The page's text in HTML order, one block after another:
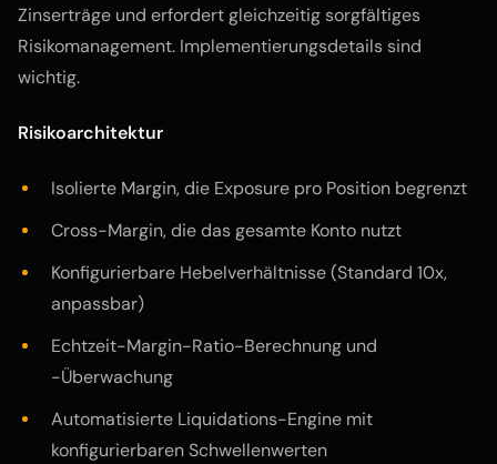
Zinserträge und erfordert gleichzeitig sorgfältiges
Risikomanagement. Implementierungsdetails sind
wichtig.
Risikoarchitektur
Isolierte Margin, die Exposure pro Position begrenzt
Cross-Margin, die das gesamte Konto nutzt
Konfigurierbare Hebelverhältnisse (Standard 10x,
anpassbar)
Echtzeit-Margin-Ratio-Berechnung und
-Überwachung
Automatisierte Liquidations-Engine mit
konfigurierbaren Schwellenwerten